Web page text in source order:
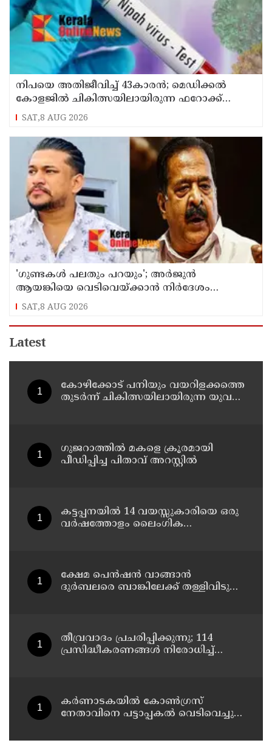
നിപയെ അതിജീവിച്ച് 43കാരന്‍; മെഡിക്കല്‍
കോളജില്‍ ചികിത്സയിലായിരുന്ന ഫറോക്ക്
സ്വദേശി വീട്ടിലേക്ക് മടങ്ങി
SAT,8 AUG 2026
'ഗുണ്ടകൾ പലതും പറയും'; അർജുൻ
ആയങ്കിയെ വെടിവെയ്ക്കാൻ നിർദേശം
നൽകിയിട്ടില്ലെന്ന് രമേശ് ചെന്നിത്തല
SAT,8 AUG 2026
Latest
കോഴിക്കോട് പനിയും വയറിളക്കത്തെ
തുടര്‍ന്ന് ചികിത്സയിലായിരുന്ന യുവതി
ഗുജറാത്തില്‍ മകളെ ക്രൂരമായി
പീഡിപ്പിച്ച പിതാവ് അറസ്റ്റില്‍
കട്ടപ്പനയില്‍ 14 വയസ്സുകാരിയെ ഒരു
വര്‍ഷത്തോളം ലൈംഗിക
ക്ഷേമ പെന്‍ഷന്‍ വാങ്ങാന്‍
ദുര്‍ബലരെ ബാങ്കിലേക്ക് തള്ളിവിടുന്ന
ദുരിതത്തിലാക്കണോ?
തീവ്രവാദം പ്രചരിപ്പിക്കുന്നു; 114
പ്രസിദ്ധീകരണങ്ങൾ നിരോധിച്ച്
കർണാടകയിൽ കോൺഗ്രസ്
നേതാവിനെ പട്ടാപ്പകൽ വെടിവെച്ചു